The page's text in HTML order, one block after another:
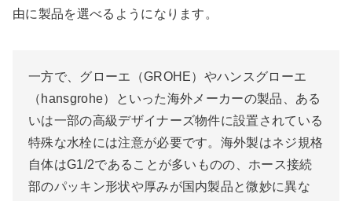
由に製品を選べるようになります。
一方で、グローエ（GROHE）やハンスグローエ
（hansgrohe）といった海外メーカーの製品、ある
いは一部の高級デザイナーズ物件に設置されている
特殊な水栓には注意が必要です。海外製はネジ規格
自体はG1/2であることが多いものの、ホース接続
部のパッキン形状や厚みが国内製品と微妙に異な